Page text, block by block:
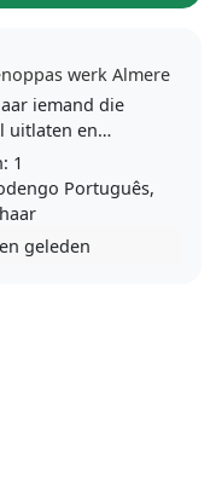
werk Almere
iemand die
uitlaten en
op haar wil
1
Português,
geleden